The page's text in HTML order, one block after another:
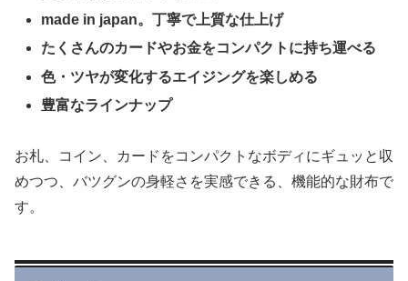
made in japan。丁寧で上質な仕上げ
たくさんのカードやお金をコンパクトに持ち運べる
色・ツヤが変化するエイジングを楽しめる
豊富なラインナップ
お札、コイン、カードをコンパクトなボディにギュッと収
めつつ、バツグンの身軽さを実感できる、機能的な財布で
す。